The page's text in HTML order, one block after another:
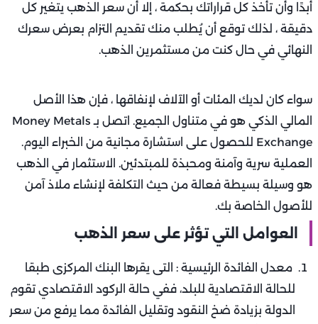
أبدًا وأن تأخذ كل قراراتك بحكمة ، إلا أن سعر الذهب يتغير كل
دقيقة ، لذلك توقع أن يُطلب منك تقديم التزام بعرض سعرك
النهائي في حال كنت من مستثمرين الذهب.
سواء كان لديك المئات أو الآلاف لإنفاقها ، فإن هذا الأصل
المالي الذكي هو في متناول الجميع. اتصل بـ Money Metals
Exchange للحصول على استشارة مجانية من الخبراء اليوم.
العملية سرية وآمنة ومحبذة للمبتدئين. الاستثمار في الذهب
هو وسيلة بسيطة فعالة من حيث التكلفة لإنشاء ملاذ آمن
للأصول الخاصة بك.
العوامل التي تؤثر على سعر الذهب
معدل الفائدة الرئيسية : التى يقرها البنك المركزى طبقا
للحالة الاقتصادية للبلد، ففي حالة الركود الاقتصادي تقوم
الدولة بزيادة ضخ النقود وتقليل الفائدة مما يرفع من سعر